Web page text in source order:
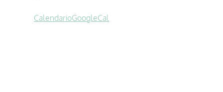
CalendarioGoogleCal